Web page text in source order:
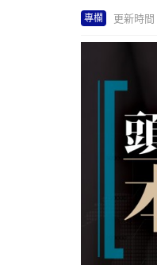
專欄 更新時